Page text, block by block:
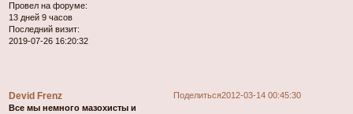
Провел на форуме:
13 дней 9 часов
Последний визит:
2019-07-26 16:20:32
Поделиться2012-03-14 00:45:30
Devid Frenz
Все мы немного мазохисты и